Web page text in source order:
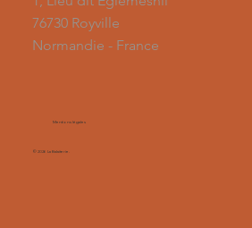
76730 Royville
Normandie - France
© 2026 La Balaiterie.
Mentions légales